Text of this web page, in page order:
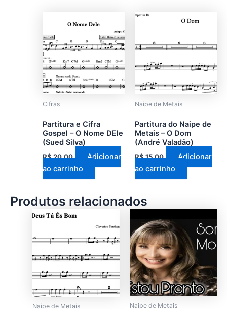
Cifras
Partitura e Cifra
Gospel – O Nome DEle
(Sued Silva)
R$20,00
Adicionar
ao carrinho
Naipe de Metais
Partitura do Naipe de
Metais – O Dom
(André Valadão)
R$15,00
Adicionar
ao carrinho
Produtos relacionados
Naipe de Metais Naipe de Metais